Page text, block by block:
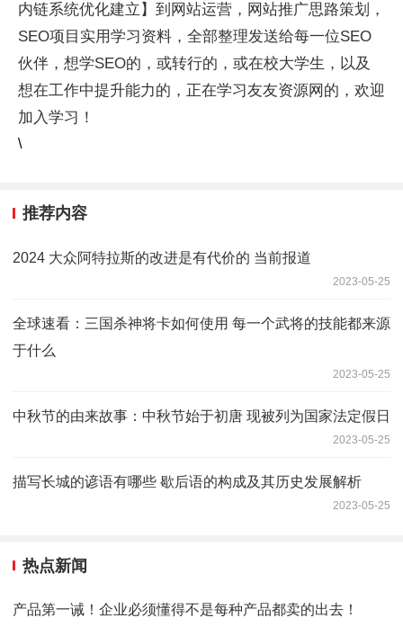
内链系统优化建立】到网站运营，网站推广思路策划，
SEO项目实用学习资料，全部整理发送给每一位SEO
伙伴，想学SEO的，或转行的，或在校大学生，以及
想在工作中提升能力的，正在学习友友资源网的，欢迎
加入学习！
\
推荐内容
2024 大众阿特拉斯的改进是有代价的 当前报道
2023-05-25
全球速看：三国杀神将卡如何使用 每一个武将的技能都来源
于什么
2023-05-25
中秋节的由来故事：中秋节始于初唐 现被列为国家法定假日
2023-05-25
描写长城的谚语有哪些 歇后语的构成及其历史发展解析
2023-05-25
热点新闻
产品第一诫！企业必须懂得不是每种产品都卖的出去！